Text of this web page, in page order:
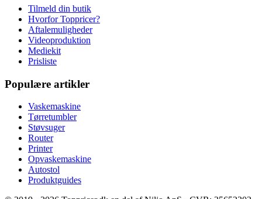
Tilmeld din butik
Hvorfor Toppricer?
Aftalemuligheder
Videoproduktion
Mediekit
Prisliste
Populære artikler
Vaskemaskine
Tørretumbler
Støvsuger
Router
Printer
Opvaskemaskine
Autostol
Produktguides